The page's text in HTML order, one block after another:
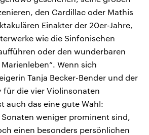
den Cardillac oder Mathis
Einakter der 20er-Jahre,
wie die Sinfonischen
oder den wunderbaren
Wenn sich
Tanja Becker-Bender und der
für die vier Violinsonaten
auch das eine gute Wahl:
weniger prominent sind,
einen besonders persönlichen